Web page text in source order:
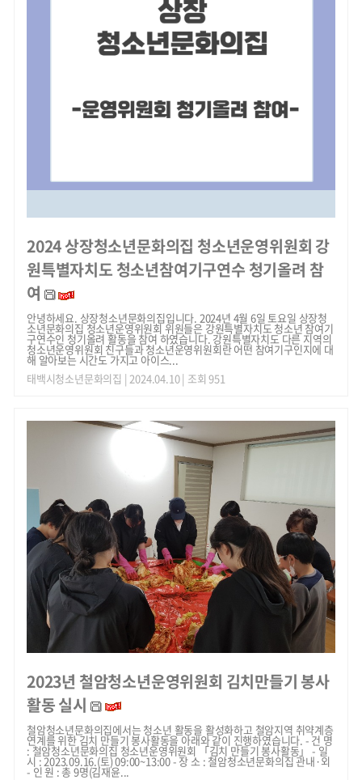
2024 상장청소년문화의집 청소년운영위원회 강
원특별자치도 청소년참여기구연수 청기올려 참
여
안녕하세요. 상장청소년문화의집입니다. 2024년 4월 6일 토요일 상장청
소년문화의집 청소년운영위원회 위원들은 강원특별자치도 청소년 참여기
구연수인 청기올려 활동을 참여 하였습니다. 강원특별자치도 다른 지역의
청소년운영위원회 친구들과 청소년운영위원회란 어떤 참여기구인지에 대
해 알아보는 시간도 가지고 아이스...
태백시청소년문화의집 | 2024.04.10 | 조회 951
2023년 철암청소년운영위원회 김치만들기 봉사
활동 실시
철암청소년문화의집에서는 청소년 활동을 활성화하고 철암지역 취약계층
연계를 위한 김치 만들기 봉사활동을 아래와 같이 진행하였습니다. - 건 명
: 철암청소년문화의집 청소년운영위원회 「김치 만들기 봉사활동」 - 일
시 : 2023.09.16.(토) 09:00~13:00 - 장 소 : 철암청소년문화의집 관내·외
- 인 원 : 총 9명(김재윤...